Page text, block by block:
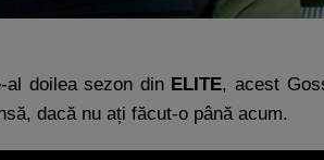
al doilea sezon din ELITE, acest
dacă nu ați făcut-o până acum.